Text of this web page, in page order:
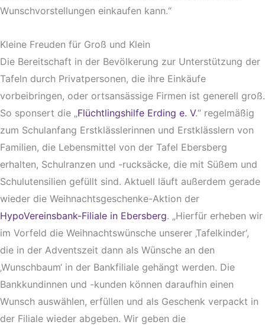
Wunschvorstellungen einkaufen kann.“
Kleine Freuden für Groß und Klein
Die Bereitschaft in der Bevölkerung zur Unterstützung der
Tafeln durch Privatpersonen, die ihre Einkäufe
vorbeibringen, oder ortsansässige Firmen ist generell groß.
So sponsert die „Flüchtlingshilfe Erding e. V.“ regelmäßig
zum Schulanfang Erstklässlerinnen und Erstklässlern von
Familien, die Lebensmittel von der Tafel Ebersberg
erhalten, Schulranzen und -rucksäcke, die mit Süßem und
Schulutensilien gefüllt sind. Aktuell läuft außerdem gerade
wieder die Weihnachtsgeschenke-Aktion der
HypoVereinsbank-Filiale in Ebersberg. „Hierfür erheben wir
im Vorfeld die Weihnachtswünsche unserer ‚Tafelkinder‘,
die in der Adventszeit dann als Wünsche an den
‚Wunschbaum‘ in der Bankfiliale gehängt werden. Die
Bankkundinnen und -kunden können daraufhin einen
Wunsch auswählen, erfüllen und als Geschenk verpackt in
der Filiale wieder abgeben. Wir geben die